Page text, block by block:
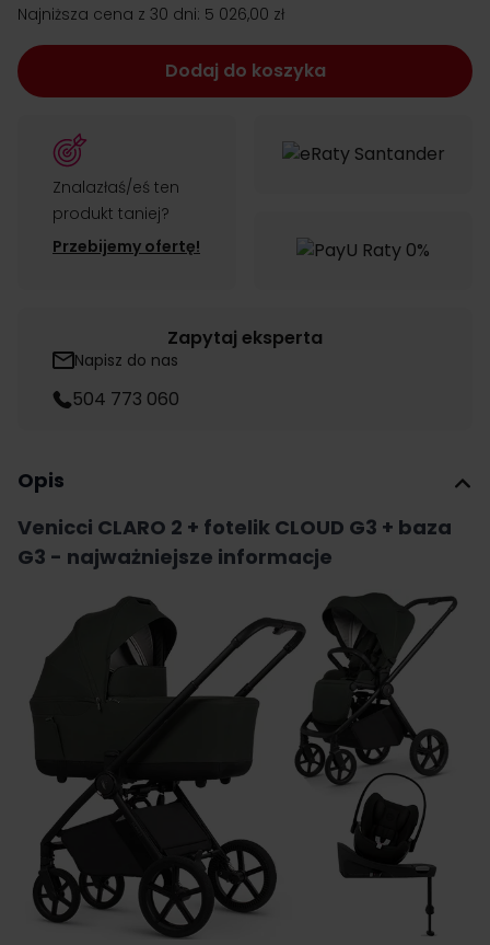
Najniższa cena z 30 dni: 5 026,00 zł
Dodaj do koszyka
Znalazłaś/eś ten
produkt taniej?
Przebijemy ofertę!
Zapytaj eksperta
Napisz do nas
504 773 060
Opis
Venicci CLARO 2 + fotelik CLOUD G3 + baza
G3 - najważniejsze informacje